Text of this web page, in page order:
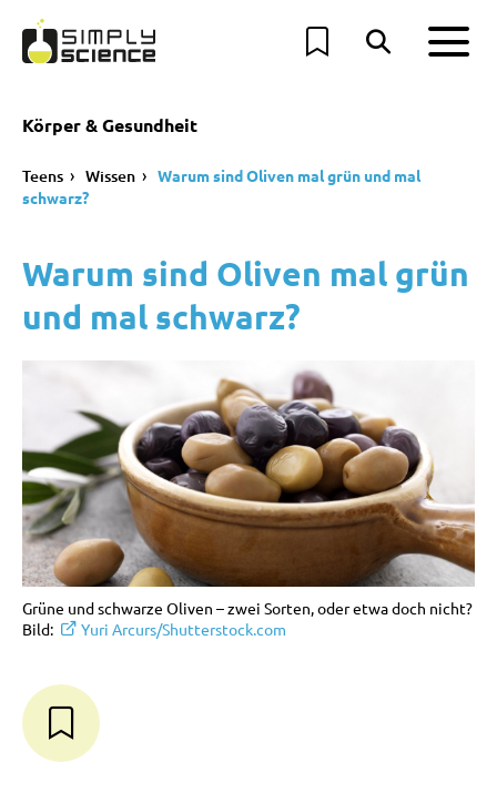
Körper & Gesundheit
Teens Wissen
Warum sind Oliven mal grün und mal
schwarz?
Warum sind Oliven mal grün
und mal schwarz?
Grüne und schwarze Oliven – zwei Sorten, oder etwa doch nicht?
Bild:
Yuri Arcurs/Shutterstock.com